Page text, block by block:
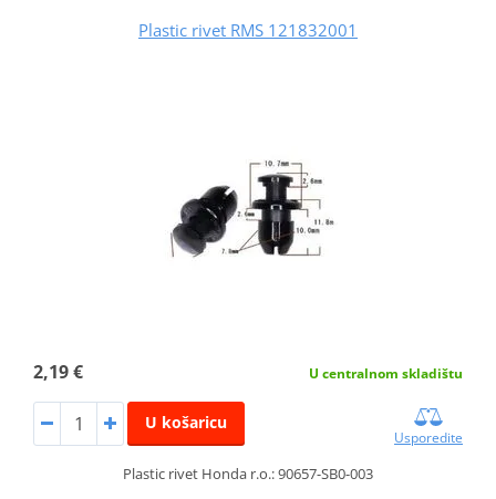
Plastic rivet RMS 121832001
2,19 € U centralnom skladištu
U košaricu
Usporedite
Plastic rivet Honda r.o.: 90657-SB0-003